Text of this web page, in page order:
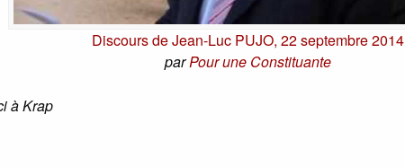
Discours de Jean-Luc PUJO, 22 septembre 2014
parPour une Constituante
à Krap